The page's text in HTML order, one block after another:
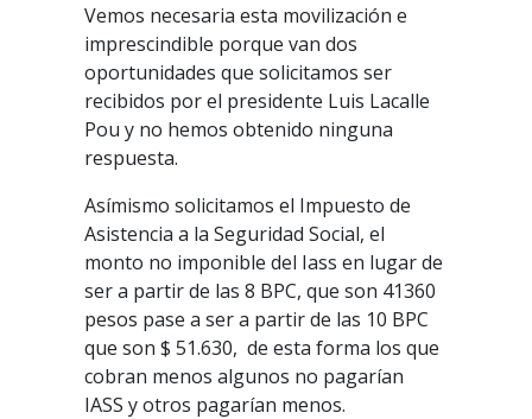
Vemos necesaria esta movilización e
imprescindible porque van dos
oportunidades que solicitamos ser
recibidos por el presidente Luis Lacalle
Pou y no hemos obtenido ninguna
respuesta.
Asímismo solicitamos el Impuesto de
Asistencia a la Seguridad Social, el
monto no imponible del Iass en lugar de
ser a partir de las 8 BPC, que son 41360
pesos pase a ser a partir de las 10 BPC
que son $ 51.630, de esta forma los que
cobran menos algunos no pagarían
IASS y otros pagarían menos.